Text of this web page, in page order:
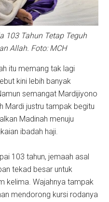
103 Tahun Tetap Teguh
Allah. Foto: MCH
itu memang tak lagi
kini lebih banyak
semangat Mardijiyono
Mardi justru tampak begitu
Madinah menuju
ibadah haji.
103 tahun, jemaah asal
tekad besar untuk
kelima. Wajahnya tampak
mendorong kursi rodanya